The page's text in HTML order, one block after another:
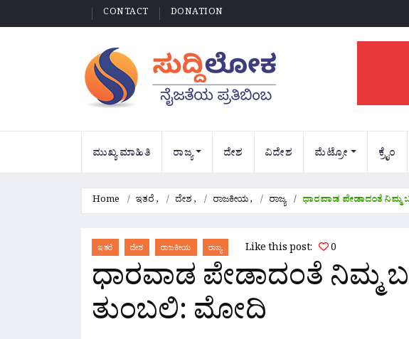
CONTACT DONATION
ಮುಖ್ಯ ಮಾಹಿತಿ ರಾಜ್ಯ ದೇಶ ವಿದೇಶ ಮೆಟ್ರೋ ಕ್ರೈಂ
Home ಇತರೆ, ದೇಶ, ರಾಜಕೀಯ, ರಾಜ್ಯ ಧಾರವಾಡ ಪೇಡಾದಂತೆ ನಿಮ್ಮ
ಇತರೆ ದೇಶ ರಾಜಕೀಯ ರಾಜ್ಯ Like this post: 0
ಧಾರವಾಡ ಪೇಡಾದಂತೆ ನಿಮ್ಮ
ತುಂಬಲಿ: ಮೋದಿ